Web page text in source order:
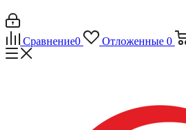
Сравнение0 Отложенные 0